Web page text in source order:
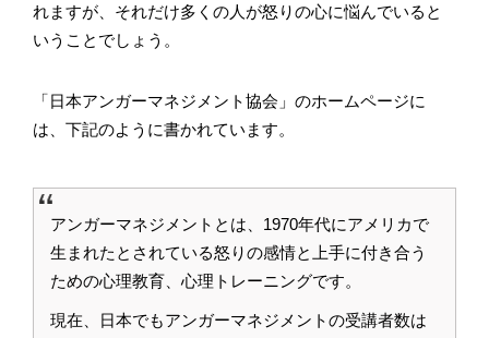
れますが、それだけ多くの人が怒りの心に悩んでいると
いうことでしょう。
「日本アンガーマネジメント協会」のホームページに
は、下記のように書かれています。
アンガーマネジメントとは、1970年代にアメリカで
生まれたとされている怒りの感情と上手に付き合う
ための心理教育、心理トレーニングです。
現在、日本でもアンガーマネジメントの受講者数は